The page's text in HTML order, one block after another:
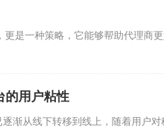
是一种策略，它能够帮助代理
的用户粘性
渐从线下转移到线上，随着用户